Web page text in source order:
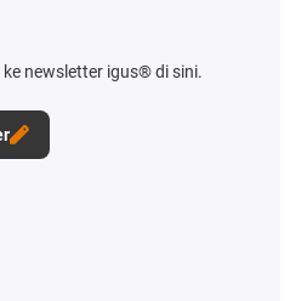
newsletter igus® di sini.